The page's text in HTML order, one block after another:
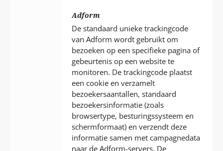
Adform
De standaard unieke trackingcode
van Adform wordt gebruikt om
bezoeken op een specifieke pagina of
gebeurtenis op een website te
monitoren. De trackingcode plaatst
een cookie en verzamelt
bezoekersaantallen, standaard
bezoekersinformatie (zoals
browsertype, besturingssysteem en
schermformaat) en verzendt deze
informatie samen met campagnedata
naar de Adform-servers. De